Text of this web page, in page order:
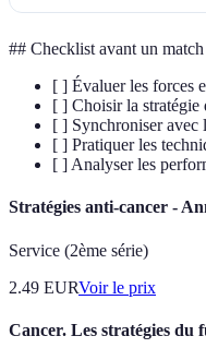
## Checklist avant un match
[ ] Évaluer les forces
[ ] Choisir la stratégie
[ ] Synchroniser avec
[ ] Pratiquer les
[ ] Analyser les
Stratégies anti-cancer -
Service (2ème série)
2.49 EURVoir le prix
Cancer. Les stratégies du